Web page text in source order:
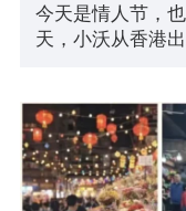
今天是情人节，
天，小沃从香港